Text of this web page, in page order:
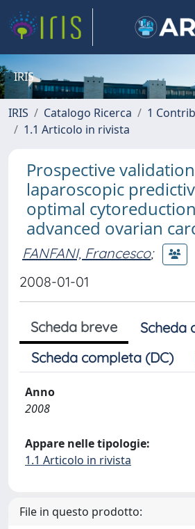
IRIS
IRIS Catalogo Ricerca
1
1.1 Articolo in rivista
Prospective
laparoscopic
optimal
advanced ovarian
FANFANI, Francesco;
2008-01-01
Scheda breve
Scheda
Scheda completa (DC)
Anno
2008
Appare nelle tipologie:
1.1 Articolo in rivista
File in questo prodotto: